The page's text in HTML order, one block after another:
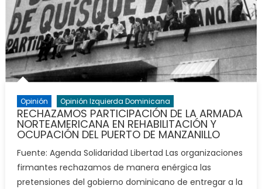
Opinión Opinión Izquierda Dominicana
RECHAZAMOS PARTICIPACIÓN DE LA ARMADA
NORTEAMERICANA EN REHABILITACIÓN Y
OCUPACIÓN DEL PUERTO DE MANZANILLO
Fuente: Agenda Solidaridad Libertad Las organizaciones
firmantes rechazamos de manera enérgica las
pretensiones del gobierno dominicano de entregar a la